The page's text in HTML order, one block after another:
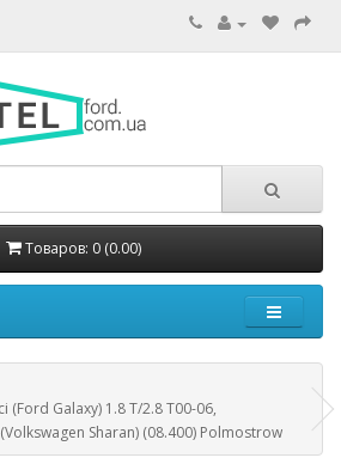
Товаров: 0 (0.00)
(Ford Galaxy) 1.8 T/2.8 T00-06,
Sharan) (08.400) Polmostrow